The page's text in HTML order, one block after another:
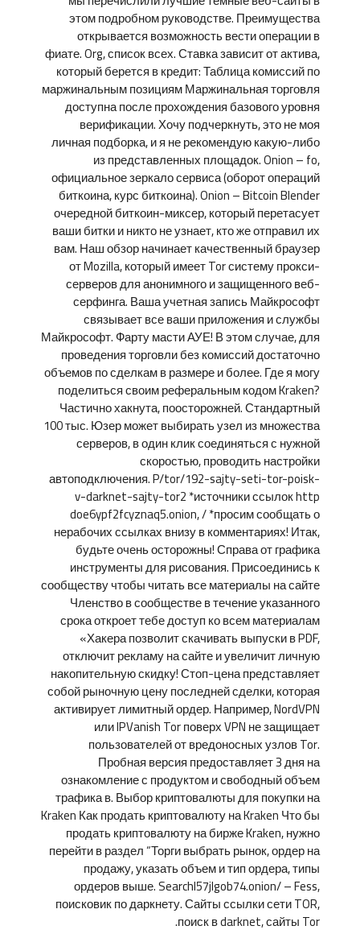
этом подробном руководстве. Преимущества
открывается возможность вести операции в
фиате. Org, список всех. Ставка зависит от актива,
который берется в кредит: Таблица комиссий по
маржинальным позициям Маржинальная торговля
доступна после прохождения базового уровня
верификации. Хочу подчеркнуть, это не моя
личная подборка, и я не рекомендую какую-либо
из представленных площадок. Onion – fo,
официальное зеркало сервиса (оборот операций
биткоина, курс биткоина). Onion – Bitcoin Blender
очередной биткоин-миксер, который перетасует
ваши битки и никто не узнает, кто же отправил их
вам. Наш обзор начинает качественный браузер
от Mozilla, который имеет Tor систему прокси-
серверов для анонимного и защищенного веб-
серфинга. Ваша учетная запись Майкрософт
связывает все ваши приложения и службы
Майкрософт. Фарту масти АУЕ! В этом случае, для
проведения торговли без комиссий достаточно
объемов по сделкам в размере и более. Где я могу
поделиться своим реферальным кодом Kraken?
Частично хакнута, поосторожней. Стандартный
100 тыс. Юзер может выбирать узел из множества
серверов, в один клик соединяться с нужной
скоростью, проводить настройки
автоподключения. P/tor/192-sajty-seti-tor-poisk-
v-darknet-sajty-tor2 *источники ссылок http
doe6ypf2fcyznaq5.onion, / *просим сообщать о
нерабочих ссылках внизу в комментариях! Итак,
будьте очень осторожны! Справа от графика
инструменты для рисования. Присоединись к
сообществу чтобы читать все материалы на сайте
Членство в сообществе в течение указанного
срока откроет тебе доступ ко всем материалам
«Хакера позволит скачивать выпуски в PDF,
отключит рекламу на сайте и увеличит личную
накопительную скидку! Стоп-цена представляет
собой рыночную цену последней сделки, которая
активирует лимитный ордер. Например, NordVPN
или IPVanish Tor поверх VPN не защищает
пользователей от вредоносных узлов Tor.
Пробная версия предоставляет 3 дня на
ознакомление с продуктом и свободный объем
трафика в. Выбор криптовалюты для покупки на
Kraken Как продать криптовалюту на Kraken Что бы
продать криптовалюту на бирже Kraken, нужно
перейти в раздел “Торги выбрать рынок, ордер на
продажу, указать объем и тип ордера, типы
ордеров выше. Searchl57jlgob74.onion/ – Fess,
поисковик по даркнету. Сайты ссылки сети TOR,
поиск в darknet, сайты Tor.